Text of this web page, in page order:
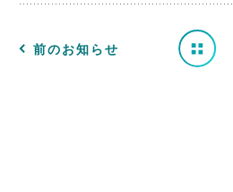
前のお知らせ
せ
一